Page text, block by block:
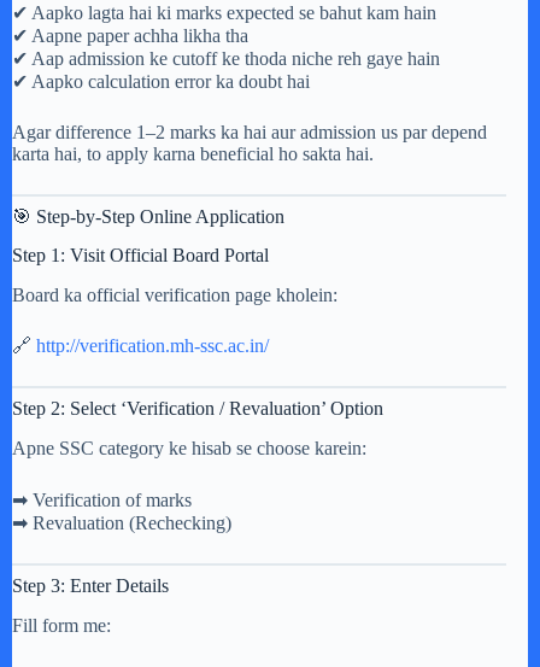
✔ Aapko lagta hai ki marks expected se bahut kam hain
✔ Aapne paper achha likha tha
✔ Aap admission ke cutoff ke thoda niche reh gaye hain
✔ Aapko calculation error ka doubt hai
Agar difference 1–2 marks ka hai aur admission us par depend
karta hai, to apply karna beneficial ho sakta hai.
🎯 Step-by-Step Online Application
Step 1: Visit Official Board Portal
Board ka official verification page kholein:
🔗 http://verification.mh-ssc.ac.in/
Step 2: Select ‘Verification / Revaluation’ Option
Apne SSC category ke hisab se choose karein:
➡ Verification of marks
➡ Revaluation (Rechecking)
Step 3: Enter Details
Fill form me: